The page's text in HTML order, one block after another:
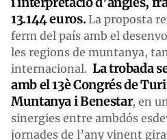
13.144 euros.La proposta
ferm del país amb el
les regions de muntanya,
internacional. La trobada
amb el 13è Congrés de
Muntanya i Benestar, en
sinergies entre ambdós
jornades de l’any vinent